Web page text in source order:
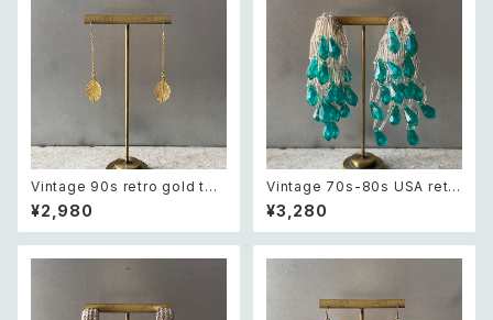
Vintage 90s retro gold ton
e botanical leaf pierce レト
ロ ヴィンテージ アクセサリー ゴ
ールド ボタニカル リーフ ピア
¥2,980
Vintage 70s-80s USA retr
o green tassel beads big
pierce レトロ アメリカ ヴィン
テージ アクセサリー グリーン タ
¥3,280